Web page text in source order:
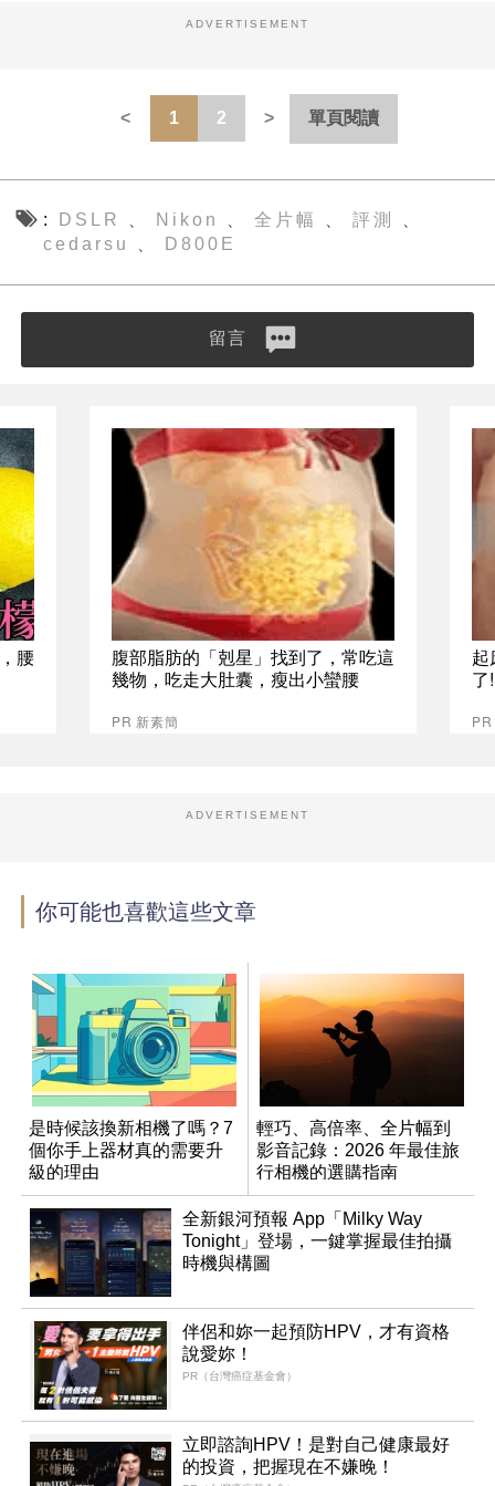
ADVERTISEMENT
1 2 單頁閱讀
DSLR 、 Nikon 、 全片幅 、 評測 、
cedarsu 、 D800E
留言
腰
腹部脂肪的「剋星」找到了，常吃這
幾物，吃走大肚囊，瘦出小蠻腰
PR 新素簡
起
了
ADVERTISEMENT
你可能也喜歡這些文章
是時候該換新相機了嗎？7
個你手上器材真的需要升
級的理由
輕巧、高倍率、全片幅到
影音記錄：2026 年最佳旅
行相機的選購指南
全新銀河預報 App「Milky Way
Tonight」登場，一鍵掌握最佳拍攝
時機與構圖
伴侶和妳一起預防HPV，才有資格
說愛妳！
PR（台灣癌症基金會）
立即諮詢HPV！是對自己健康最好
的投資，把握現在不嫌晚！